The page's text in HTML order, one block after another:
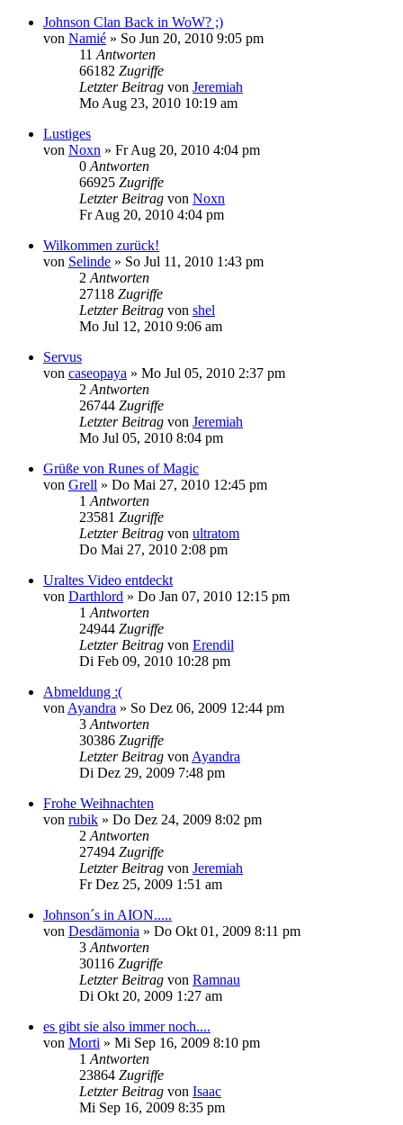
Johnson Clan Back in WoW? ;)
von Namié » So Jun 20, 2010 9:05 pm
11 Antworten
66182 Zugriffe
Letzter Beitrag von Jeremiah
Mo Aug 23, 2010 10:19 am
Lustiges
von Noxn » Fr Aug 20, 2010 4:04 pm
0 Antworten
66925 Zugriffe
Letzter Beitrag von Noxn
Fr Aug 20, 2010 4:04 pm
Wilkommen zurück!
von Selinde » So Jul 11, 2010 1:43 pm
2 Antworten
27118 Zugriffe
Letzter Beitrag von shel
Mo Jul 12, 2010 9:06 am
Servus
von caseopaya » Mo Jul 05, 2010 2:37 pm
2 Antworten
26744 Zugriffe
Letzter Beitrag von Jeremiah
Mo Jul 05, 2010 8:04 pm
Grüße von Runes of Magic
von Grell » Do Mai 27, 2010 12:45 pm
1 Antworten
23581 Zugriffe
Letzter Beitrag von ultratom
Do Mai 27, 2010 2:08 pm
Uraltes Video entdeckt
von Darthlord » Do Jan 07, 2010 12:15 pm
1 Antworten
24944 Zugriffe
Letzter Beitrag von Erendil
Di Feb 09, 2010 10:28 pm
Abmeldung :(
von Ayandra » So Dez 06, 2009 12:44 pm
3 Antworten
30386 Zugriffe
Letzter Beitrag von Ayandra
Di Dez 29, 2009 7:48 pm
Frohe Weihnachten
von rubik » Do Dez 24, 2009 8:02 pm
2 Antworten
27494 Zugriffe
Letzter Beitrag von Jeremiah
Fr Dez 25, 2009 1:51 am
Johnson´s in AION.....
von Desdämonia » Do Okt 01, 2009 8:11 pm
3 Antworten
30116 Zugriffe
Letzter Beitrag von Ramnau
Di Okt 20, 2009 1:27 am
es gibt sie also immer noch....
von Morti » Mi Sep 16, 2009 8:10 pm
1 Antworten
23864 Zugriffe
Letzter Beitrag von Isaac
Mi Sep 16, 2009 8:35 pm